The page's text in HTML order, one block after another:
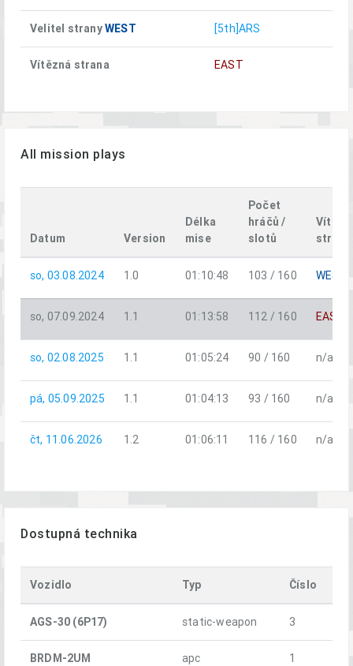
Velitel stranyWEST [5th]ARS
Vítězná strana EAST
All mission plays
Datum Version
Délka
mise
Počet
hráčů /
slotů
strana
so, 03.08.2024 1.0 01:10:48 103 / 160 WEST
so, 07.09.2024 1.1 01:13:58 112 / 160 EAST
so, 02.08.2025 1.1 01:05:24 90 / 160 n/a
pá, 05.09.2025 1.1 01:04:13 93 / 160 n/a
čt, 11.06.2026 1.2 01:06:11 116 / 160 n/a
Dostupná technika
Vozidlo Typ Číslo
AGS-30 (6P17) static-weapon 3
BRDM-2UM apc 1